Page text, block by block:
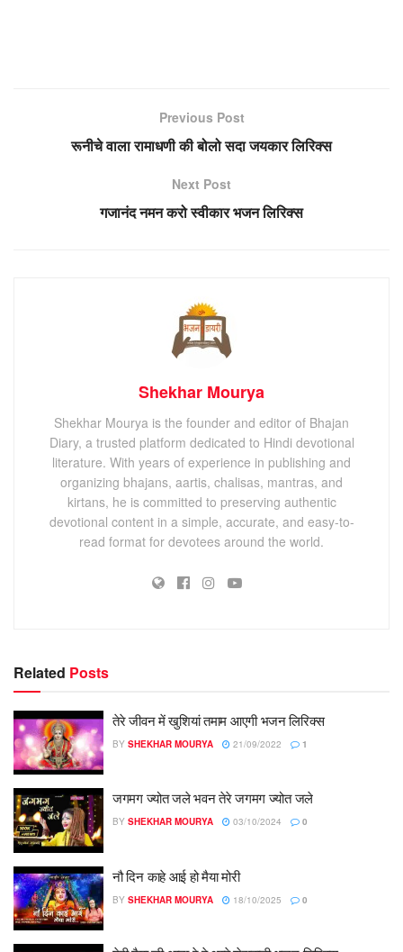
Previous Post
रूनीचे वाला रामाधणी की बोलो सदा जयकार लिरिक्स
Next Post
गजानंद नमन करो स्वीकार भजन लिरिक्स
Shekhar Mourya
Shekhar Mourya is the founder and editor of Bhajan
Diary, a trusted platform dedicated to Hindi devotional
literature. With years of experience in publishing and
organizing bhajans, aartis, chalisas, mantras, and
kirtans, he is committed to preserving authentic
devotional content in a simple, accurate, and easy-to-
read format for devotees around the world.
Related Posts
तेरे जीवन में खुशियां तमाम आएगी भजन लिरिक्स
BY SHEKHAR MOURYA 21/09/2022 1
जगमग ज्योत जले भवन तेरे जगमग ज्योत जले
BY SHEKHAR MOURYA 03/10/2024 0
नौ दिन काहे आई हो मैया मोरी
BY SHEKHAR MOURYA 18/10/2025 0